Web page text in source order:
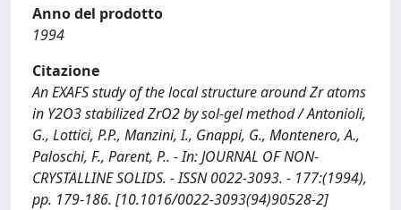
Anno del prodotto
1994
Citazione
An EXAFS study of the local structure around Zr atoms
in Y2O3 stabilized ZrO2 by sol-gel method / Antonioli,
G., Lottici, P.P., Manzini, I., Gnappi, G., Montenero, A.,
Paloschi, F., Parent, P.. - In: JOURNAL OF NON-
CRYSTALLINE SOLIDS. - ISSN 0022-3093. - 177:(1994),
pp. 179-186. [10.1016/0022-3093(94)90528-2]